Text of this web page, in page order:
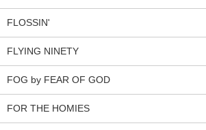
FLOSSIN'
FLYING NINETY
FOG by FEAR OF GOD
FOR THE HOMIES